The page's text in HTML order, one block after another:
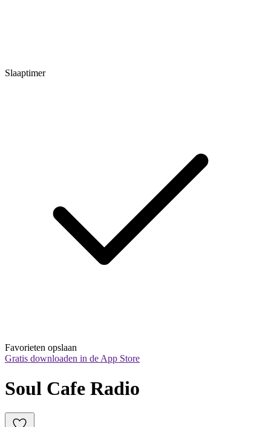
Slaaptimer
Favorieten opslaan
Gratis downloaden in de App Store
Soul Cafe Radio